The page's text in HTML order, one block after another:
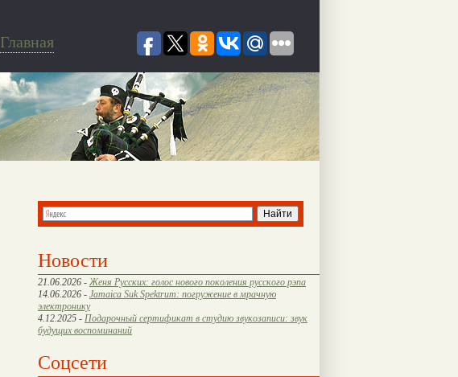
Главная
Новости
21.06.2026 - Женя Русских: голос нового поколения русского рэпа
14.06.2026 - Jamaica Suk Spektrum: погружение в мрачную
электронику
4.12.2025 - Подарочный сертификат в студию звукозаписи: звук
будущих воспоминаний
Соцсети